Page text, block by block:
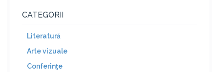
CATEGORII
Literatură
Arte vizuale
Conferinţe